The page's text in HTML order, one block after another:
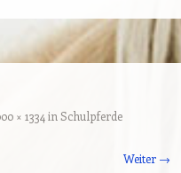
× 1334 in Schulpferde
Weiter →